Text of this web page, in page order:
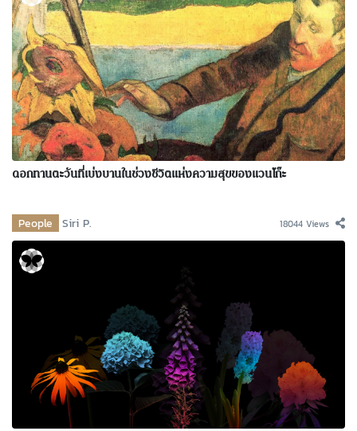
ดอกทานตะวันที่เบ่งบานในช่วงชีวิตแห่งความสุขของแวนโก๊ะ
People Siri P. 18044 Views